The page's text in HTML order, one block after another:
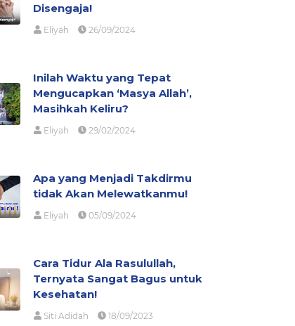
Disengaja!
Eliyah 26/09/2024
Inilah Waktu yang Tepat
Mengucapkan ‘Masya Allah’,
Masihkah Keliru?
Eliyah 29/02/2024
Apa yang Menjadi Takdirmu
tidak Akan Melewatkanmu!
Eliyah 05/09/2024
Cara Tidur Ala Rasulullah,
Ternyata Sangat Bagus untuk
Kesehatan!
Siti Adidah 18/09/2023